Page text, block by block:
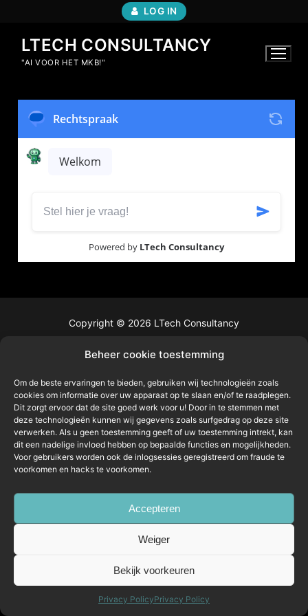
Beheer cookie toestemming
Om de beste ervaringen te bieden, gebruiken wij technologieën zoals
cookies om informatie over uw apparaat op te slaan en/of te raadplegen.
Dit zorgt ervoor dat de site goed werk voor u! Door in te stemmen met
deze technologieën kunnen wij gegevens zoals surfgedrag op deze site
verwerken. Als u geen toestemming geeft of uw toestemming intrekt, kan
dit een nadelige invloed hebben op bepaalde functies en mogelijkheden.
Voor gebruikers worden ook de inlogsessies geregistreerd om fraude te
voorkomen en hacks te voorkomen.
Accepteren
Weiger
Bekijk voorkeuren
Privacy PolicyPrivacy Policy
LOG IN
LTECH CONSULTANCY
"AI VOOR HET MKB!"
Copyright © 2026 LTech Consultancy